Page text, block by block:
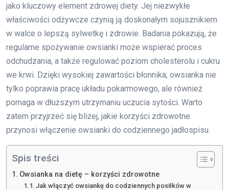
jako kluczowy element zdrowej diety. Jej niezwykłe
właściwości odżywcze czynią ją doskonałym sojusznikiem
w walce o lepszą sylwetkę i zdrowie. Badania pokazują, że
regularne spożywanie owsianki może wspierać proces
odchudzania, a także regulować poziom cholesterolu i cukru
we krwi. Dzięki wysokiej zawartości błonnika, owsianka nie
tylko poprawia pracę układu pokarmowego, ale również
pomaga w dłuższym utrzymaniu uczucia sytości. Warto
zatem przyjrzeć się bliżej, jakie korzyści zdrowotne
przynosi włączenie owsianki do codziennego jadłospisu.
Spis treści
Owsianka na dietę – korzyści zdrowotne
Jak włączyć owsiankę do codziennych posiłków w